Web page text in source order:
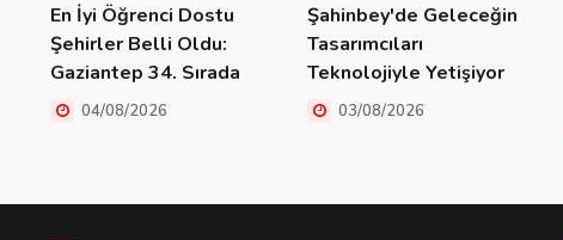
En İyi Öğrenci Dostu
Şehirler Belli Oldu:
Gaziantep 34. Sırada
04/08/2026
Şahinbey'de Geleceğin
Tasarımcıları
Teknolojiyle Yetişiyor
03/08/2026